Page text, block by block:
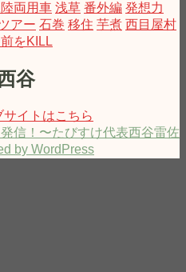
両用車 浅草 番外編 発想力
アー 石巻 移住 芋煮 西目屋村
をKILL
谷
イトはこちら
信！〜たびすけ代表西谷雷佐
by WordPress